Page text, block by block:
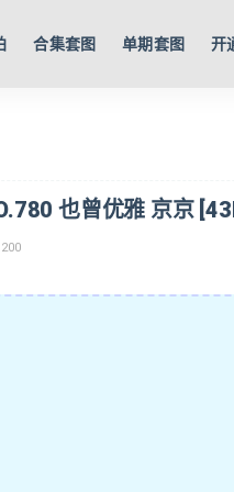
合集套图 单期套图 开
也曾优雅 京京
200
全部